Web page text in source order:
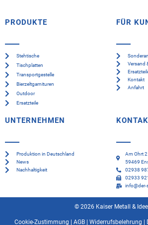
PRODUKTE
Stehtische
Tischplatten
Transportgestelle
Bierzeltgarnituren
Outdoor
Ersatzteile
FÜR
Versand
Kontakt
Anfahrt
UNTERNEHMEN
Produktion in Deutschland
News
Nachhaltigkeit
Am Ohrt 2
59469
02938
02933
info@der-
© 2026 Kaiser Metall & Idee
Cookie-Zustimmung AGB| Widerrufsbelehrung